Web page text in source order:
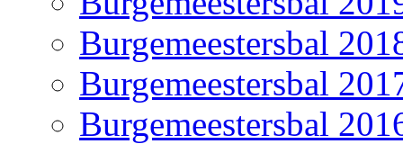
Burgemeestersbal
Burgemeestersbal
Burgemeestersbal